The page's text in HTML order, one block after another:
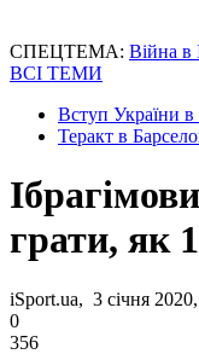
СПЕЦТЕМА: Війна в
ВСІ ТЕМИ
Вступ України
Теракт в
грати, як
iSport.ua, 3 січня
0
356